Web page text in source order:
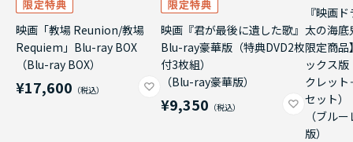
映画「教場 Reunion/教場
Requiem」Blu-ray BOX
（Blu-ray BOX）
¥17,600
映画『君が最後に遺した歌』
Blu-ray豪華版（特典DVD2枚
付3枚組）
（Blu-ray豪華版）
¥9,350
『映画
太の海底
限定商品
ックス
クレッ
セット）
（ブル
版）